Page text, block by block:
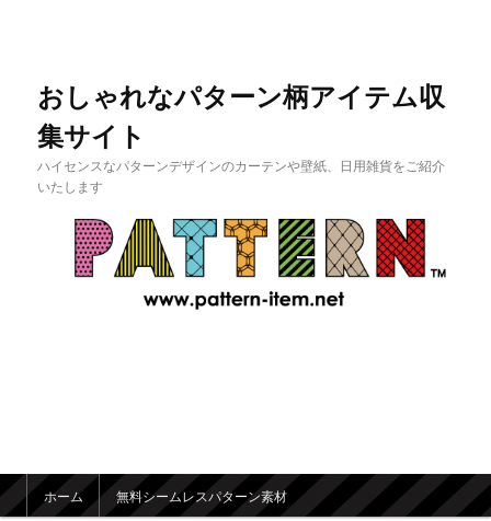
おしゃれなパターン柄アイテム収
集サイト
ハイセンスなパターンデザインのカーテンや壁紙、日用雑貨をご紹介
いたします
メインメニュー
メインコンテンツへ移動
サブコンテンツへ移動
ホーム 無料シームレスパターン素材